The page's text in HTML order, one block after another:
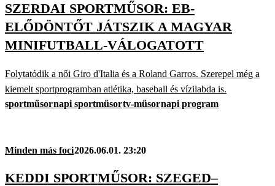
SZERDAI SPORTMŰSOR: EB-
ELŐDÖNTŐT JÁTSZIK A MAGYAR
MINIFUTBALL-VÁLOGATOTT
Folytatódik a női Giro d'Italia és a Roland Garros. Szerepel még a
kiemelt sportprogramban atlétika, baseball és vízilabda is.
sportműsornapi sportműsortv-műsornapi program
Minden más foci2026.06.01. 23:20
KEDDI SPORTMŰSOR: SZEGED–